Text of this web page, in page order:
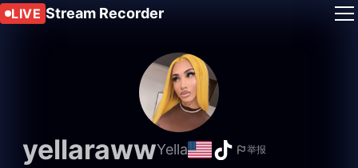
LIVE Stream Recorder
yellarawwYella 举报